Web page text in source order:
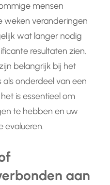
mensen
weken veranderingen
wat langer nodig
resultaten zien.
belangrijk bij het
onderdeel van een
is essentieel om
te hebben en uw
evalueren.
aan